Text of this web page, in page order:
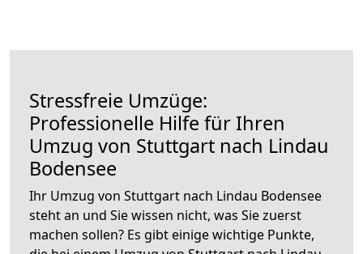
Stressfreie Umzüge:
Professionelle Hilfe für Ihren
Umzug von Stuttgart nach Lindau
Bodensee
Ihr Umzug von Stuttgart nach Lindau Bodensee
steht an und Sie wissen nicht, was Sie zuerst
machen sollen? Es gibt einige wichtige Punkte,